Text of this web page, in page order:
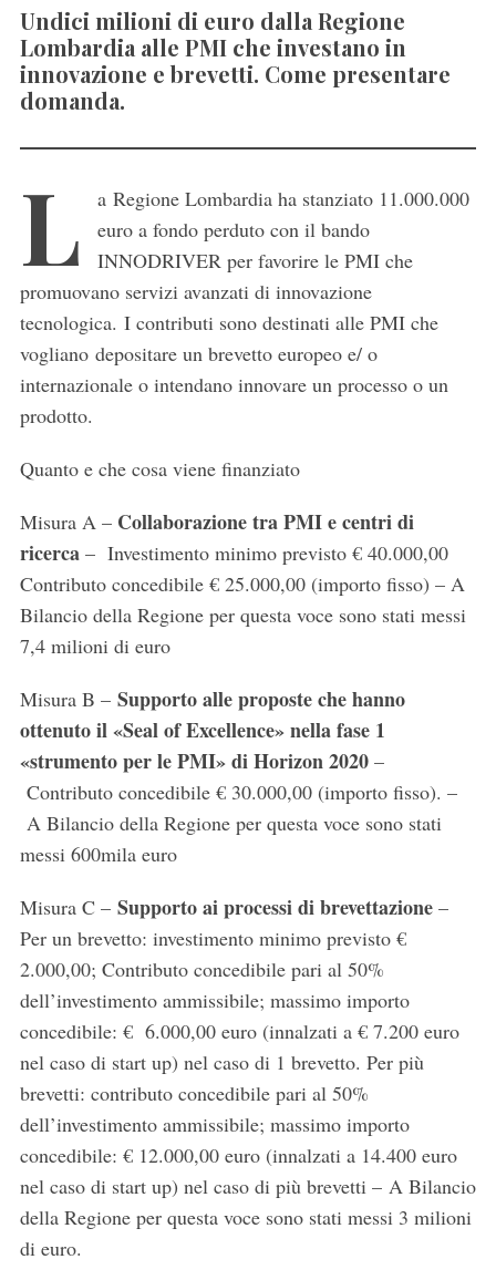
Undici milioni di euro dalla Regione
Lombardia alle PMI che investano in
innovazione e brevetti. Come presentare
domanda.
L
a Regione Lombardia ha stanziato 11.000.000
euro a fondo perduto con il bando
INNODRIVER per favorire le PMI che
promuovano servizi avanzati di innovazione
tecnologica. I contributi sono destinati alle PMI che
vogliano depositare un brevetto europeo e/ o
internazionale o intendano innovare un processo o un
prodotto.
Quanto e che cosa viene finanziato
Misura A – Collaborazione tra PMI e centri di
ricerca– Investimento minimo previsto € 40.000,00
Contributo concedibile € 25.000,00 (importo fisso) – A
Bilancio della Regione per questa voce sono stati messi
7,4 milioni di euro
Misura B – Supporto alle proposte che hanno
ottenuto il «Seal of Excellence» nella fase 1
«strumento per le PMI» di Horizon 2020–
Contributo concedibile € 30.000,00 (importo fisso). –
A Bilancio della Regione per questa voce sono stati
messi 600mila euro
Misura C – Supporto ai processi di brevettazione–
Per un brevetto: investimento minimo previsto €
2.000,00; Contributo concedibile pari al 50%
dell’investimento ammissibile; massimo importo
concedibile: € 6.000,00 euro (innalzati a € 7.200 euro
nel caso di start up) nel caso di 1 brevetto. Per più
brevetti: contributo concedibile pari al 50%
dell’investimento ammissibile; massimo importo
concedibile: € 12.000,00 euro (innalzati a 14.400 euro
nel caso di start up) nel caso di più brevetti – A Bilancio
della Regione per questa voce sono stati messi 3 milioni
di euro.